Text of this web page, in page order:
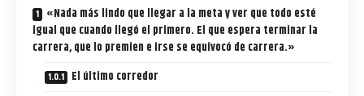
«Nada más lindo que llegar a la meta y ver que todo esté
igual que cuando llegó el primero. El que espera terminar la
carrera, que lo premien e irse se equivocó de carrera.»
El último corredor